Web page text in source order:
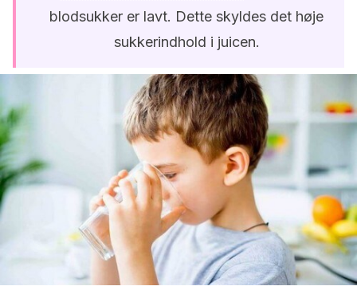
blodsukker er lavt. Dette skyldes det høje
sukkerindhold i juicen.